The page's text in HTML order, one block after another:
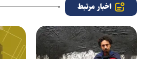
اخبار مرتبط